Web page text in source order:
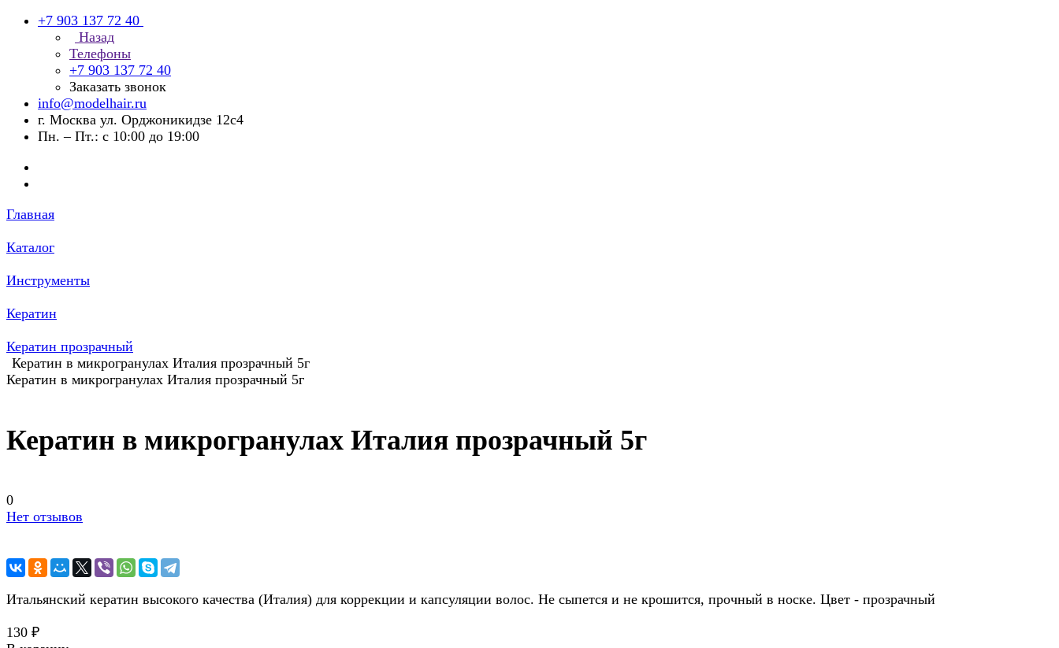
+7 903 137 72 40
Назад
Телефоны
+7 903 137 72 40
Заказать звонок
info@modelhair.ru
г. Москва ул. Орджоникидзе 12с4
Пн. – Пт.: с 10:00 до 19:00
Главная
Каталог
Инструменты
Кератин
Кератин прозрачный
Кератин в микрогранулах Италия прозрачный 5г
Кератин в микрогранулах Италия прозрачный 5г
Кератин в микрогранулах Италия прозрачный 5г
0
Нет отзывов
Итальянский кератин высокого качества (Италия) для коррекции и капсуляции волос. Не сыпется и не крошится, прочный в носке. Цвет - прозрачный
130 ₽